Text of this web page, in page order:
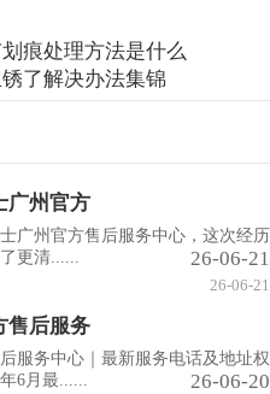
痕处理方法是什么
了解决办法集锦
广州官方
广州官方售后服务中心，这次经历
更清......
26-06-21
26-06-21
售后服务
服务中心｜最新服务电话及地址权
6月最......
26-06-20